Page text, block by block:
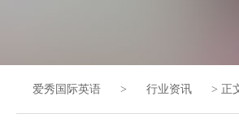
爱秀国际英语 > 行业资讯 > 正